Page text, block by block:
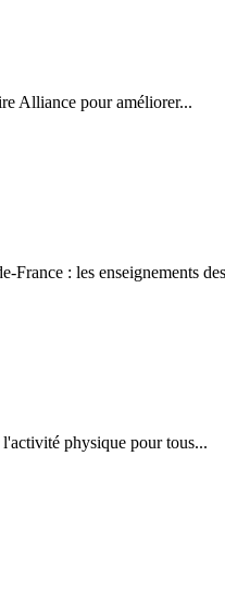
Alliance pour améliorer...
: les enseignements
physique pour tous...